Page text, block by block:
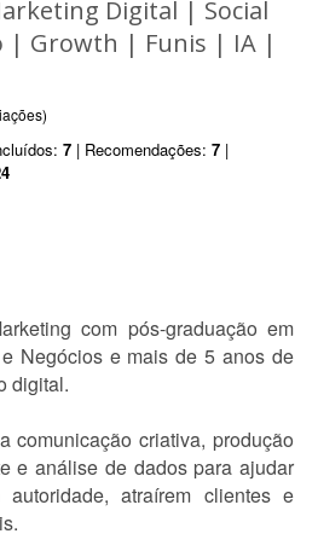
Digital | Social
| Growth | Funis | IA |
7 | Recomendações: 7 |
com pós-graduação em
Negócios e mais de 5 anos de
digital.
comunicação criativa, produção
e análise de dados para ajudar
autoridade, atraírem clientes e